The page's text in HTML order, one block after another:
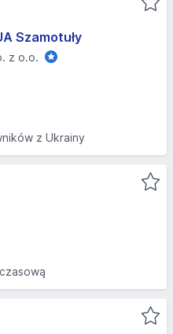
Szamotuły
z o.o.
z Ukrainy